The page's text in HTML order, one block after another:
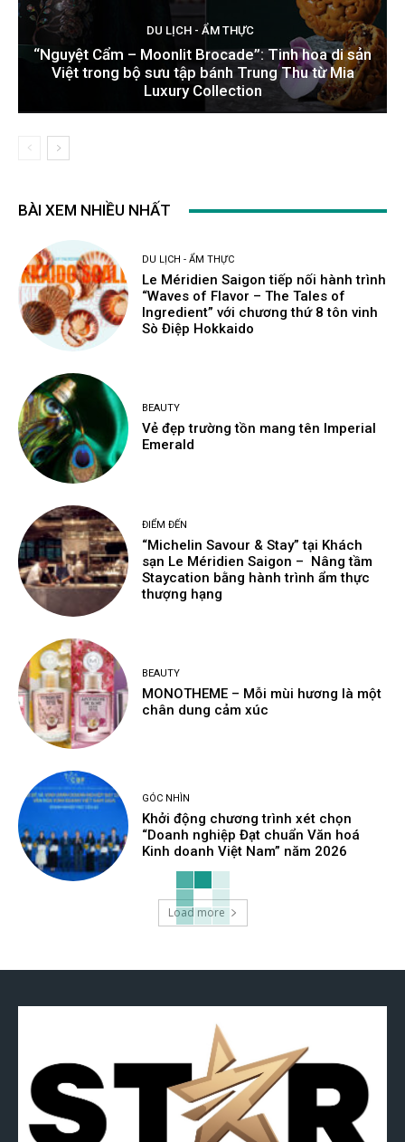
DU LỊCH - ẨM THỰC
“Nguyệt Cẩm – Moonlit Brocade”: Tinh hoa di sản
Việt trong bộ sưu tập bánh Trung Thu từ Mia
Luxury Collection
BÀI XEM NHIỀU NHẤT
DU LỊCH - ẨM THỰC
Le Méridien Saigon tiếp nối hành trình
“Waves of Flavor – The Tales of
Ingredient” với chương thứ 8 tôn vinh
Sò Điệp Hokkaido
BEAUTY
Vẻ đẹp trường tồn mang tên Imperial
Emerald
ĐIỂM ĐẾN
“Michelin Savour & Stay” tại Khách
sạn Le Méridien Saigon – Nâng tầm
Staycation bằng hành trình ẩm thực
thượng hạng
BEAUTY
MONOTHEME – Mỗi mùi hương là một
chân dung cảm xúc
GÓC NHÌN
Khởi động chương trình xét chọn
“Doanh nghiệp Đạt chuẩn Văn hoá
Kinh doanh Việt Nam” năm 2026
Load more